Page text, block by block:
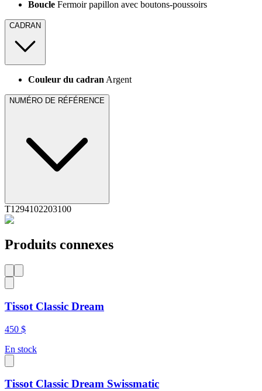
Boucle Fermoir papillon avec boutons-poussoirs
CADRAN
Couleur du cadranArgent
NUMÉRO DE RÉFÉRENCE
T1294102203100
Produits connexes
Tissot Classic Dream
450 $
En stock
Tissot Classic Dream Swissmatic